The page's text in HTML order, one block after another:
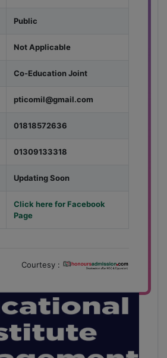
Public
Not Applicable
Co-Education Joint
pticomil@gmail.com
01818572636
01309133318
Updating Soon
Click here for Facebook
Page
Courtesy :